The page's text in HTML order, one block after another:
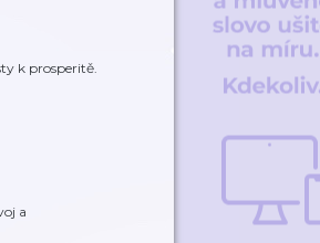
k prosperitě.
a